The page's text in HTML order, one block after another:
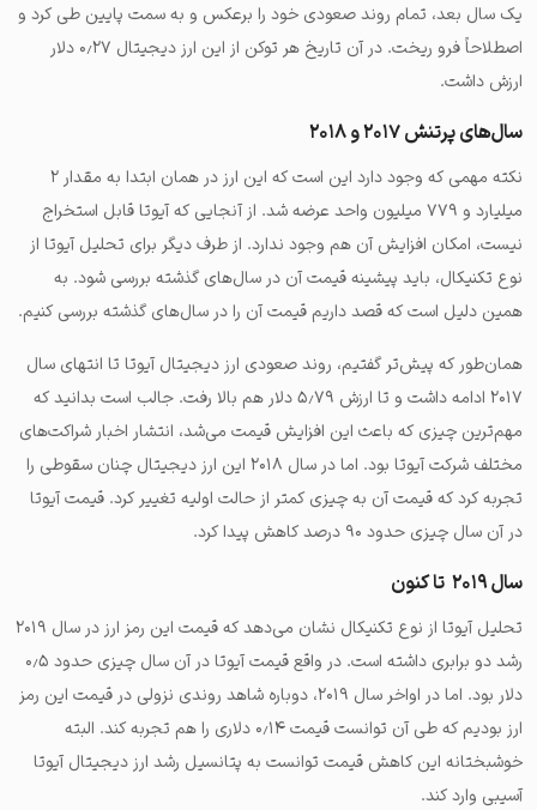
یک سال بعد، تمام روند صعودی خود را برعکس و به سمت پایین طی کرد و
اصطلاحاً فرو ریخت. در آن تاریخ هر توکن از این ارز دیجیتال ۰٫۲۷ دلار
ارزش داشت.
سال‌های پرتنش ۲۰۱۷ و ۲۰۱۸
نکته مهمی که وجود دارد این است که این ارز در همان ابتدا به مقدار ۲
میلیارد و ۷۷۹ میلیون واحد عرضه شد. از آنجایی که آیوتا قابل استخراج
نیست، امکان افزایش آن هم وجود ندارد. از طرف دیگر برای تحلیل آیوتا از
نوع تکنیکال، باید پیشینه قیمت آن در سال‌های گذشته بررسی شود. به
همین دلیل است که قصد داریم قیمت آن را در سال‌های گذشته بررسی کنیم.
همان‌طور که پیش‌تر گفتیم، روند صعودی ارز دیجیتال آیوتا تا انتهای سال
۲۰۱۷ ادامه داشت و تا ارزش ۵٫۷۹ دلار هم بالا رفت. جالب است بدانید که
مهم‌ترین چیزی که باعث این افزایش قیمت می‌شد، انتشار اخبار شراکت‌های
مختلف شرکت آیوتا بود. اما در سال ۲۰۱۸ این ارز دیجیتال چنان سقوطی را
تجربه کرد که قیمت آن به چیزی کمتر از حالت اولیه تغییر کرد. قیمت آیوتا
در آن سال چیزی حدود ۹۰ درصد کاهش پیدا کرد.
سال ۲۰۱۹ تا کنون
تحلیل آیوتا از نوع تکنیکال نشان می‌دهد که قیمت این رمز ارز در سال ۲۰۱۹
رشد دو برابری داشته است. در واقع قیمت آیوتا در آن سال چیزی حدود ۰٫۵
دلار بود. اما در اواخر سال ۲۰۱۹، دوباره شاهد روندی نزولی در قیمت این رمز
ارز بودیم که طی آن توانست قیمت ۰٫۱۴ دلاری را هم تجربه کند. البته
خوشبختانه این کاهش قیمت توانست به پتانسیل رشد ارز دیجیتال آیوتا
آسیبی وارد کند.